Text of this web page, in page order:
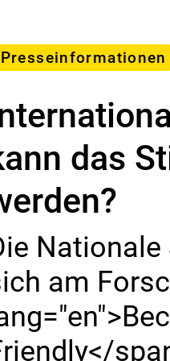
u
n
d
s
-
n
t
i
u
t
f
ü
r
i
Presseinformationen
das
am